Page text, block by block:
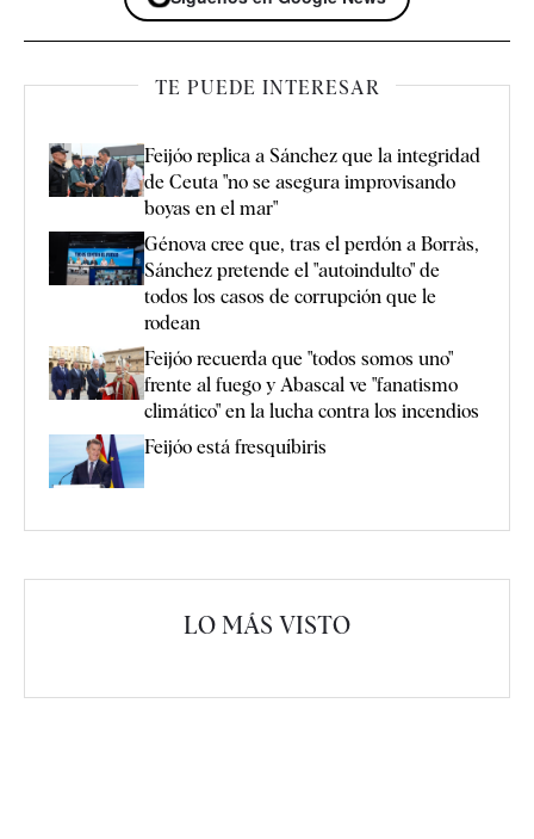
TE PUEDE INTERESAR
Feijóo replica a Sánchez que la integridad
de Ceuta "no se asegura improvisando
boyas en el mar"
Génova cree que, tras el perdón a Borràs,
Sánchez pretende el "autoindulto" de
todos los casos de corrupción que le
rodean
Feijóo recuerda que "todos somos uno"
frente al fuego y Abascal ve "fanatismo
climático" en la lucha contra los incendios
Feijóo está fresquíbiris
LO MÁS VISTO